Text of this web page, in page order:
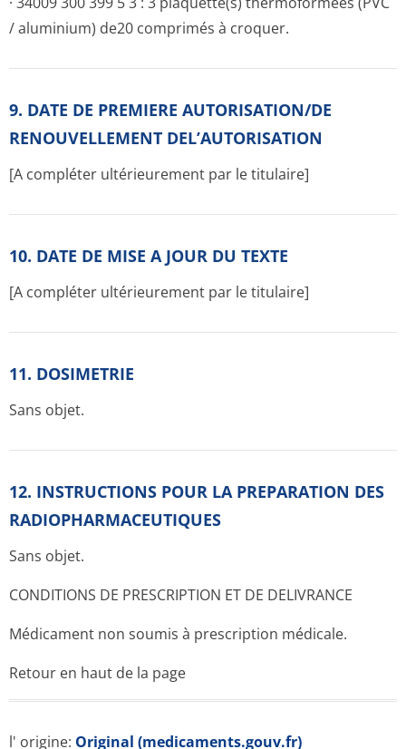
/ aluminium) de20 comprimés à croquer.
9. DATE DE PREMIERE AUTORISATION/DE
RENOUVELLEMENT DEL’AUTORISATION
[A compléter ultérieurement par le titulaire]
10. DATE DE MISE A JOUR DU TEXTE
[A compléter ultérieurement par le titulaire]
11. DOSIMETRIE
Sans objet.
12. INSTRUCTIONS POUR LA PREPARATION DES
RADIOPHARMACE­UTIQUES
Sans objet.
CONDITIONS DE PRESCRIPTION ET DE DELIVRANCE
Médicament non soumis à prescription médicale.
Retour en haut de la page
l' origine: Original (medicaments.gouv.fr)